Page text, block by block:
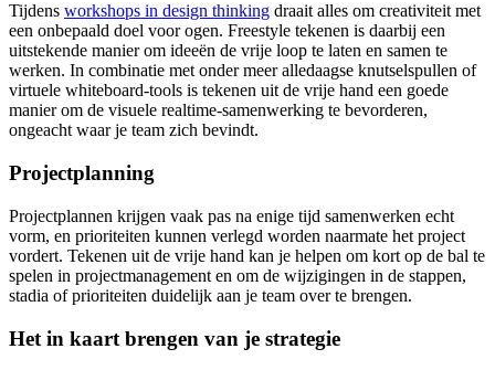
Tijdens workshops in design thinking draait alles om creativiteit met
een onbepaald doel voor ogen. Freestyle tekenen is daarbij een
uitstekende manier om ideeën de vrije loop te laten en samen te
werken. In combinatie met onder meer alledaagse knutselspullen of
virtuele whiteboard-tools is tekenen uit de vrije hand een goede
manier om de visuele realtime-samenwerking te bevorderen,
ongeacht waar je team zich bevindt.
Projectplanning
Projectplannen krijgen vaak pas na enige tijd samenwerken echt
vorm, en prioriteiten kunnen verlegd worden naarmate het project
vordert. Tekenen uit de vrije hand kan je helpen om kort op de bal te
spelen in projectmanagement en om de wijzigingen in de stappen,
stadia of prioriteiten duidelijk aan je team over te brengen.
Het in kaart brengen van je strategie